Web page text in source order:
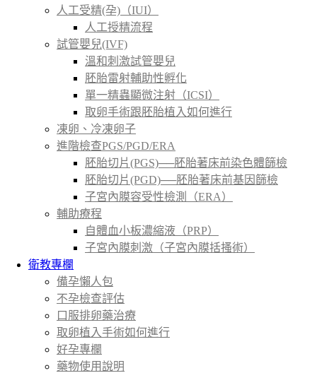
人工受精(孕)（IUI）
人工授精流程
試管嬰兒(IVF)
溫和刺激試管嬰兒
胚胎雷射輔助性孵化
單一精蟲顯微注射（ICSI）
取卵手術跟胚胎植入如何進行
凍卵、冷凍卵子
進階檢查PGS/PGD/ERA
胚胎切片(PGS)──胚胎著床前染色體篩檢
胚胎切片(PGD)──胚胎著床前基因篩檢
子宮內膜容受性檢測（ERA）
輔助療程
自體血小板濃縮液（PRP）
子宮內膜刺激（子宮內膜括搔術）
衛教專欄
備孕懶人包
不孕檢查評估
口服排卵藥治療
取卵植入手術如何進行
好孕專欄
藥物使用說明